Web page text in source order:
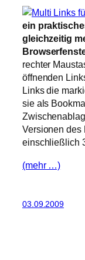
ein
gleichzeitig
rechter
öffnenden
Links die
sie als
Versionen des
einschließlich
(mehr …)
03.09.2009